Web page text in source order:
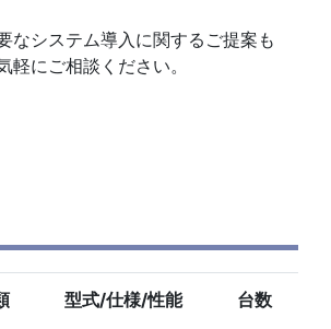
なシステム導入に関するご提案も
軽にご相談ください。
型式/仕様/性能 台数